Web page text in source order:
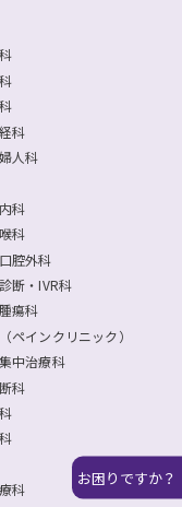
お困りですか？
科
人科
科
科
腔外科
断・IVR科
瘍科
ペインクリニック）
中治療科
科
科